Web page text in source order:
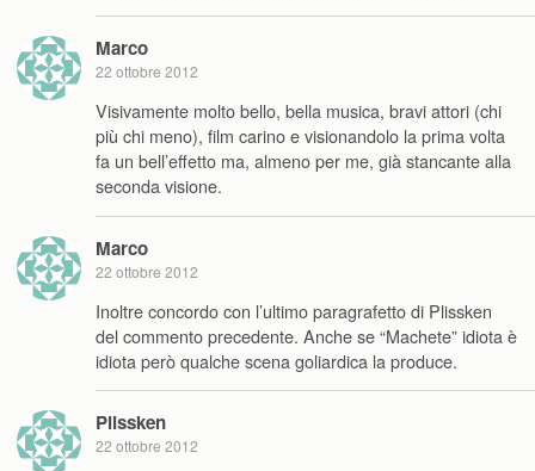
Marco
22 ottobre 2012
Visivamente molto bello, bella musica, bravi attori (chi
più chi meno), film carino e visionandolo la prima volta
fa un bell’effetto ma, almeno per me, già stancante alla
seconda visione.
Marco
22 ottobre 2012
Inoltre concordo con l’ultimo paragrafetto di Plissken
del commento precedente. Anche se “Machete” idiota è
idiota però qualche scena goliardica la produce.
Plissken
22 ottobre 2012